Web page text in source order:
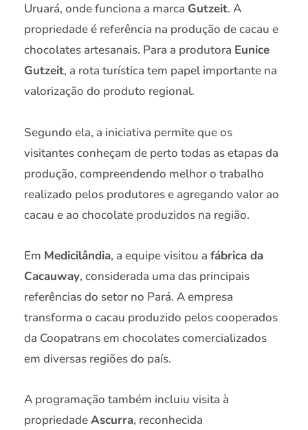
Uruará, onde funciona a marca Gutzeit. A
propriedade é referência na produção de cacau e
chocolates artesanais. Para a produtora Eunice
Gutzeit, a rota turística tem papel importante na
valorização do produto regional.
Segundo ela, a iniciativa permite que os
visitantes conheçam de perto todas as etapas da
produção, compreendendo melhor o trabalho
realizado pelos produtores e agregando valor ao
cacau e ao chocolate produzidos na região.
Em Medicilândia, a equipe visitou a fábrica da
Cacauway, considerada uma das principais
referências do setor no Pará. A empresa
transforma o cacau produzido pelos cooperados
da Coopatrans em chocolates comercializados
em diversas regiões do país.
A programação também incluiu visita à
propriedadeAscurra, reconhecida